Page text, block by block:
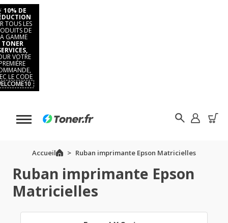
10% DE
TOUS LES
DE
GAMME
TONER
VOTRE
LE CODE
Accueil Ruban imprimante Epson Matricielles
Ruban imprimante Epson
Matricielles